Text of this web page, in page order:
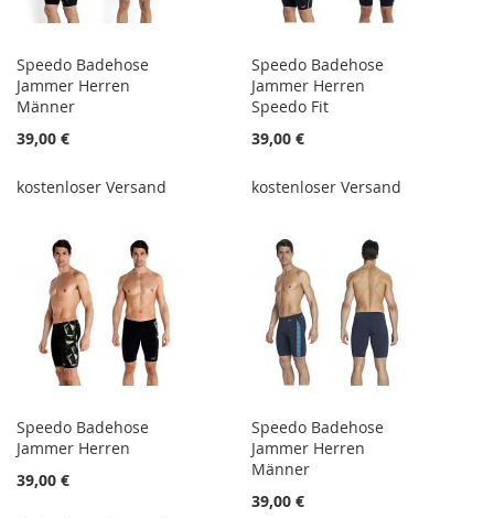
Speedo Badehose
Jammer Herren
Männer
39,00 €
kostenloser Versand
Speedo Badehose
Jammer Herren
Speedo Fit
39,00 €
kostenloser Versand
Speedo Badehose
Jammer Herren
39,00 €
Speedo Badehose
Jammer Herren
Männer
39,00 €